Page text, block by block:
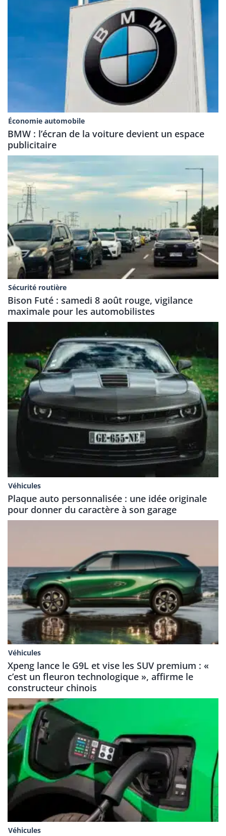
Économie automobile
BMW : l’écran de la voiture devient un espace
publicitaire
Sécurité routière
Bison Futé : samedi 8 août rouge, vigilance
maximale pour les automobilistes
Véhicules
Plaque auto personnalisée : une idée originale
pour donner du caractère à son garage
Véhicules
Xpeng lance le G9L et vise les SUV premium : «
c’est un fleuron technologique », affirme le
constructeur chinois
Véhicules